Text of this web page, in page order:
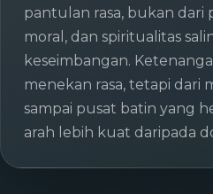
pantulan rasa, bukan dari
moral, dan spiritualitas
keseimbangan.
menekan rasa, tetapi dari
sampai pusat batin yang
arah lebih kuat daripada